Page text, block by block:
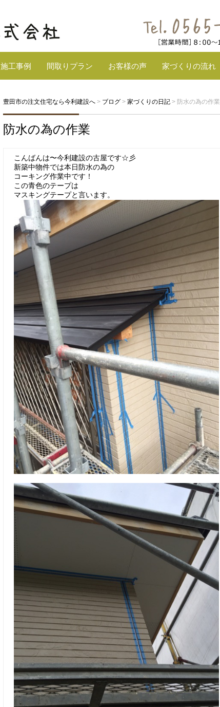
施工事例 間取りプラン お客様の声 家づくりの流れ
豊田市の注文住宅なら今利建設へ > ブログ > 家づくりの日記 > 防水の為の作業
防水の為の作業
こんばんは〜今利建設の古屋です☆彡
新築中物件では本日防水の為の
コーキング作業中です！
この青色のテープは
マスキングテープと言います。